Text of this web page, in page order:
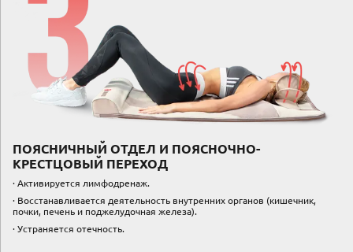
ПОЯСНИЧНЫЙ ОТДЕЛ И ПОЯСНОЧНО-
КРЕСТЦОВЫЙ ПЕРЕХОД
∙ Активируется лимфодренаж.
∙ Восстанавливается деятельность внутренних органов (кишечник,
почки, печень и поджелудочная железа).
∙ Устраняется отечность.